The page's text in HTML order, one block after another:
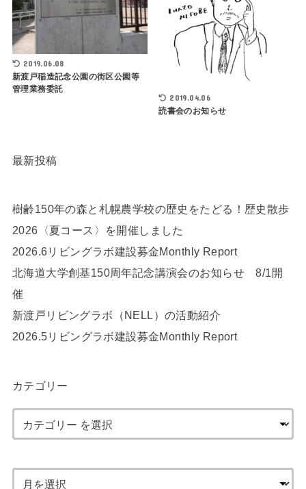
2019.06.08
新渡戸稲造記念公園の街区公園等
管理業務委託
2019.04.06
読書会のお知らせ
最新投稿
樹齢150年の森と札幌農学校の歴史をたどる！歴史散歩
2026〈夏コース〉を開催しました
2026.6リビングラボ建設募金Monthly Report
北海道大学創基150周年記念講演会のお知らせ 8/1開
催
新渡戸リビングラボ（NELL）の活動紹介
2026.5リビングラボ建設募金Monthly Report
カテゴリー